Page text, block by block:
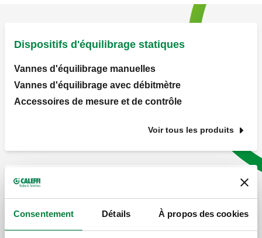
Consentement Détails À propos des cookies
Dispositifs d'équilibrage statiques
Vannes d'équilibrage manuelles
Vannes d'équilibrage avec débitmètre
Accessoires de mesure et de contrôle
Voir tous les produits
Dispositifs d'équilibrage dynamiques
Vanne de régulation indépendante de la pression